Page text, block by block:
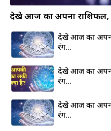
देखे आज का अपना
देखे आज का
रंग…
देखे आज का
रंग…
देखे आज का
रंग…